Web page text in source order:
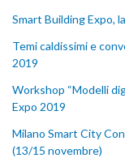
Smart Building Expo,
Temi caldissimi e
2019
Workshop “Modelli
Expo 2019
Milano Smart City
(13/15 novembre)